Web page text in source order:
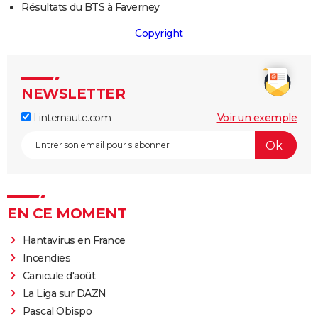
Résultats du BTS à Faverney
Copyright
NEWSLETTER
Linternaute.com Voir un exemple
EN CE MOMENT
Hantavirus en France
Incendies
Canicule d'août
La Liga sur DAZN
Pascal Obispo